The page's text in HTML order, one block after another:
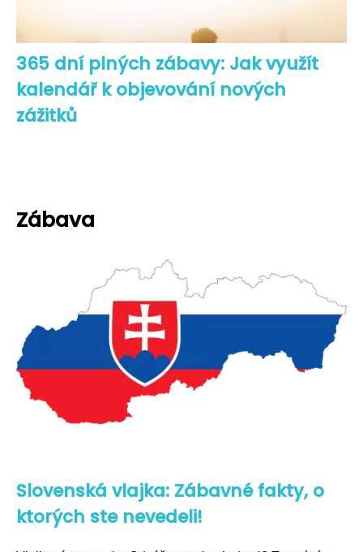
365 dní plných zábavy: Jak využít
kalendář k objevování nových
zážitků
Zábava
Slovenská vlajka: Zábavné fakty, o
ktorých ste nevedeli!